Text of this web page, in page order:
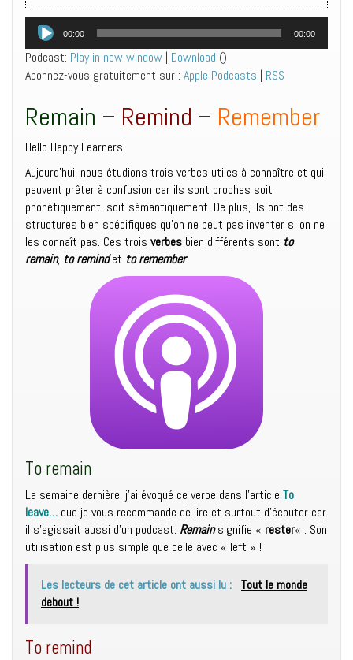
Lecteur
audio
00:00 00:00
Podcast: Play in new window | Download ()
Abonnez-vous gratuitement sur : Apple Podcasts | RSS
Remain – Remind – Remember
Hello Happy Learners!
Aujourd’hui, nous étudions trois verbes utiles à connaître et qui
peuvent prêter à confusion car ils sont proches soit
phonétiquement, soit sémantiquement. De plus, ils ont des
structures bien spécifiques qu’on ne peut pas inventer si on ne
les connaît pas. Ces trois verbes bien différents sont to
remain, to remindet to remember.
To remain
La semaine dernière, j’ai évoqué ce verbe dans l’article To
leave… que je vous recommande de lire et surtout d’écouter car
il s’agissait aussi d’un podcast. Remain signifie « rester« . Son
utilisation est plus simple que celle avec « left » !
Les lecteurs de cet article ont aussi lu : Tout le monde
debout !
To remind